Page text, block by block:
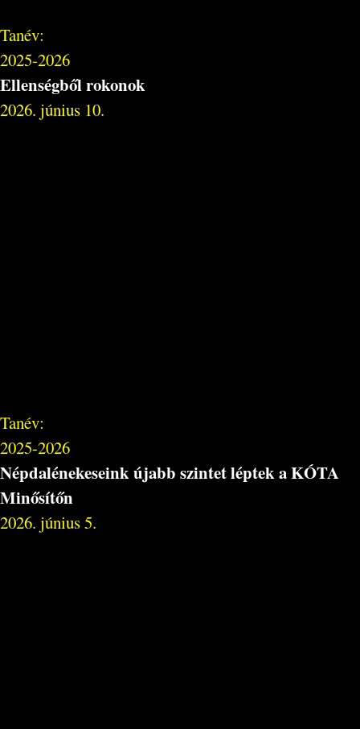
Tanév:
2025-2026
Ellenségből rokonok
2026. június 10.
Tanév:
2025-2026
Népdalénekeseink újabb szintet léptek a KÓTA
Minősítőn
2026. június 5.